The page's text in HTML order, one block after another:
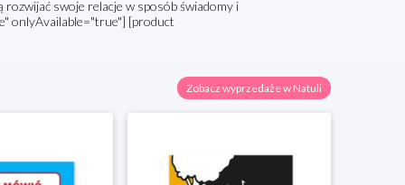
swoje relacje w sposób świadomy i
onlyAvailable="true"] [product
Zobacz wyprzedaże w Natuli